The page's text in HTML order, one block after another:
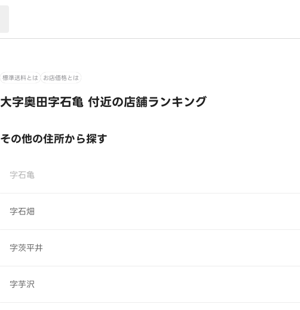
標準送料とは お店価格とは
大字奥田字石亀 付近の店舗ランキング
その他の住所から探す
字石亀
字石畑
字茨平井
字芋沢